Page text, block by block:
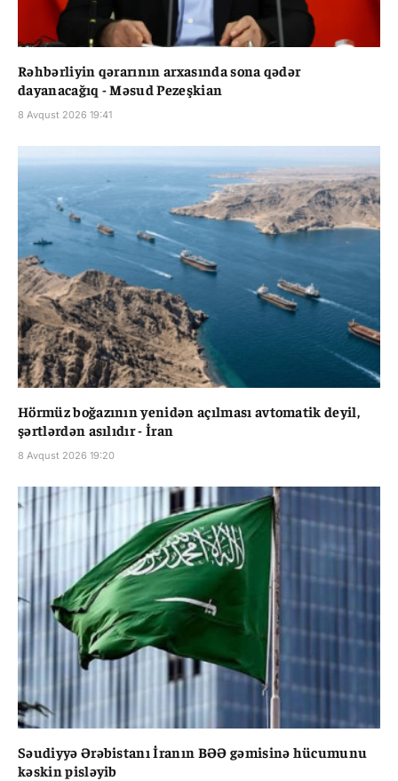
Rəhbərliyin qərarının arxasında sona qədər
dayanacağıq - Məsud Pezeşkian
8 Avqust 2026 19:41
Hörmüz boğazının yenidən açılması avtomatik deyil,
şərtlərdən asılıdır - İran
8 Avqust 2026 19:20
Səudiyyə Ərəbistanı İranın BƏƏ gəmisinə hücumunu
kəskin pisləyib